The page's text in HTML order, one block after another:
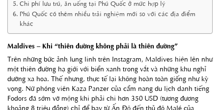
Chi phí lưu trú, ăn uống tại Phú Quốc ở mức hợp lý
Phú Quốc có thêm nhiều trải nghiệm mới so với các địa điểm
khác
Maldives – Khi “thiên đường không phải là thiên đường”
Trên những bức ảnh lung linh trên Instagram, Maldives hiện lên như
một thiên đường hạ giới với biển xanh trong vắt và những khu nghỉ
dưỡng xa hoa. Thế nhưng, thực tế lại không hoàn toàn giống như kỳ
vọng. Nữ phóng viên Kaza Panzer của cẩm nang du lịch danh tiếng
Fodors đã sớm vỡ mộng khi phải chi hơn 350 USD (tương đương
khoảng 8 triệu đồng) chỉ để bay từ Ấn Độ đến thủ đô Malé của